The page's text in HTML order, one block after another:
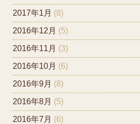
2017年1月 (8)
2016年12月 (5)
2016年11月 (3)
2016年10月 (6)
2016年9月 (8)
2016年8月 (5)
2016年7月 (6)